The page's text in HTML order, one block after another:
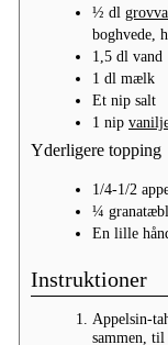
½ dl
boghvede,
1,5 dl vand
1 dl mælk
Et nip salt
1 nip
Yderligere topping
1/4-1/2
¼
En lille
Instruktioner
Appelsin-
sammen, til